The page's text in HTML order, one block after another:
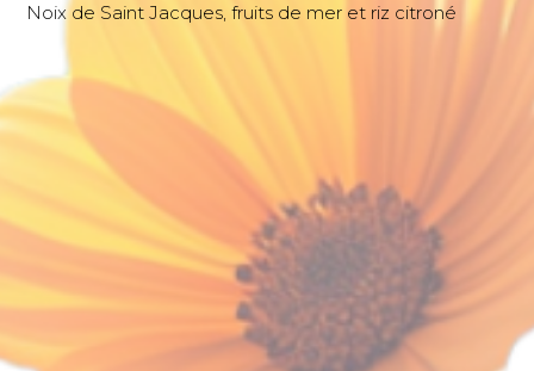
Noix de Saint Jacques, fruits de mer et riz citroné